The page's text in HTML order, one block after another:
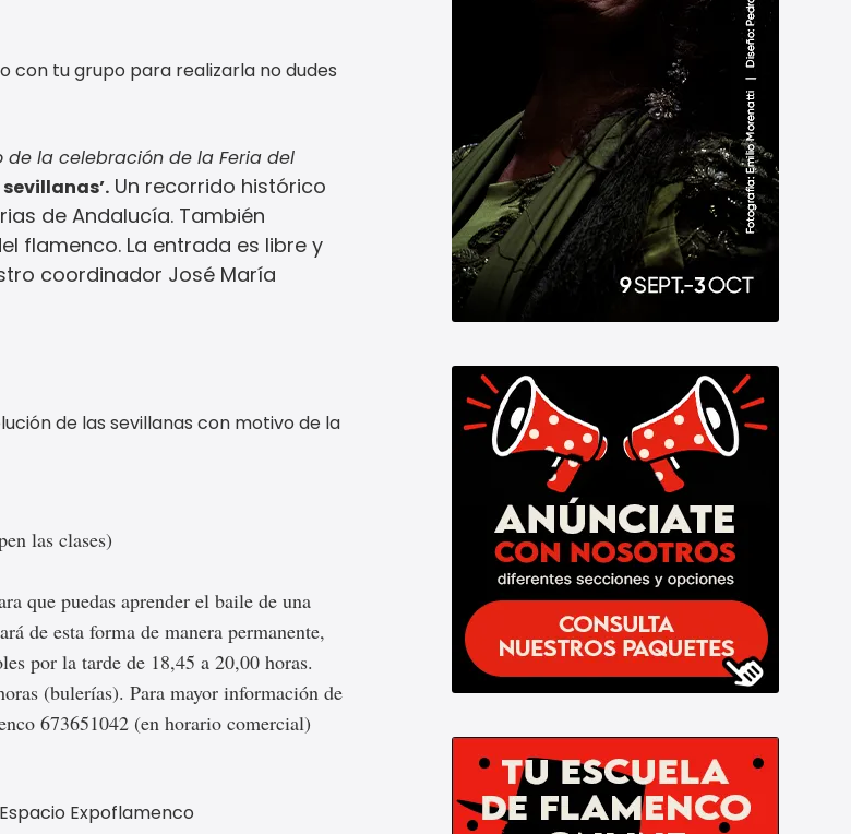
con tu grupo para realizarla no dudes
la celebración de la Feria del
Un recorrido histórico
de Andalucía. También
flamenco. La entrada es libre y
coordinador José María
de las sevillanas con motivo de la
las clases)
que puedas aprender el baile de una
de esta forma de manera permanente,
por la tarde de 18,45 a 20,00 horas.
(bulerías). Para mayor información de
673651042 (en horario comercial)
Expoflamenco